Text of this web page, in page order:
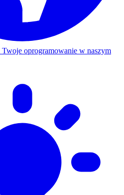
Twoje oprogramowanie w naszym